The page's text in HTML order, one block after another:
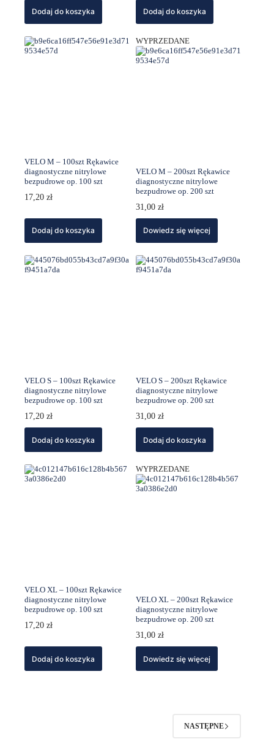
Dodaj do koszyka Dodaj do koszyka
VELO M – 100szt Rękawice
diagnostyczne nitrylowe
bezpudrowe op. 100 szt
17,20 zł
Dodaj do koszyka
WYPRZEDANE
VELO M – 200szt Rękawice
diagnostyczne nitrylowe
bezpudrowe op. 200 szt
31,00zł
Dowiedz się więcej
VELO S – 100szt Rękawice
diagnostyczne nitrylowe
bezpudrowe op. 100 szt
17,20 zł
Dodaj do koszyka
VELO S – 200szt Rękawice
diagnostyczne nitrylowe
bezpudrowe op. 200 szt
31,00zł
Dodaj do koszyka
VELO XL – 100szt Rękawice
diagnostyczne nitrylowe
bezpudrowe op. 100 szt
17,20 zł
Dodaj do koszyka
WYPRZEDANE
VELO XL – 200szt Rękawice
diagnostyczne nitrylowe
bezpudrowe op. 200 szt
31,00zł
Dowiedz się więcej
NASTĘPNE